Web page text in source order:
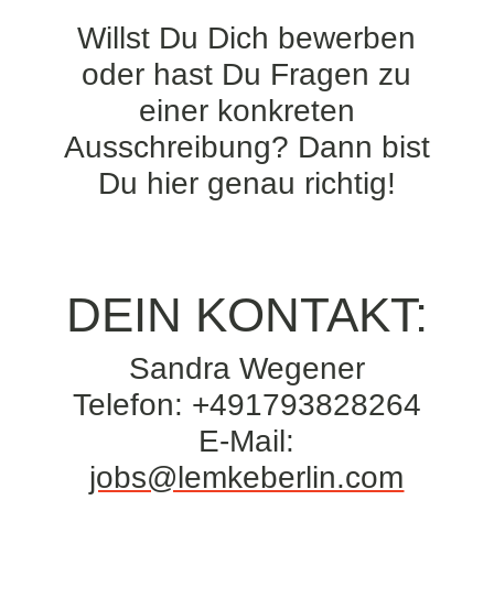
Willst Du Dich bewerben
oder hast Du Fragen zu
einer konkreten
Ausschreibung? Dann bist
Du hier genau richtig!
DEIN KONTAKT:
Sandra Wegener
Telefon: +491793828264
E-Mail:
jobs@lemkeberlin.com